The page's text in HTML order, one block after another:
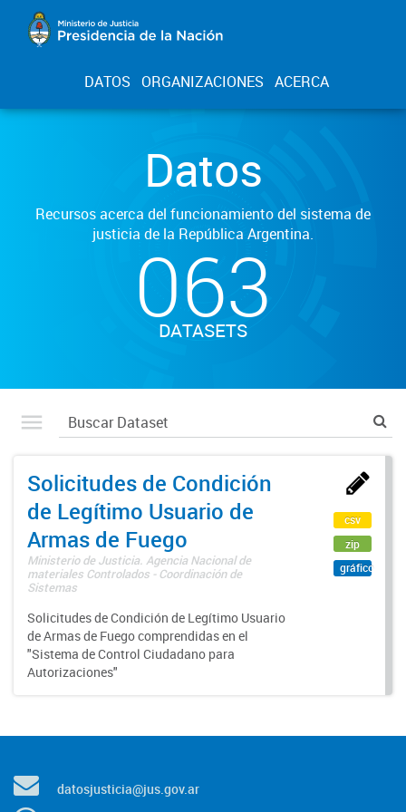
DATOS ORGANIZACIONES ACERCA
Datos
Recursos acerca del funcionamiento del sistema de
justicia de la República Argentina.
063
DATASETS
Solicitudes de Condición
de Legítimo Usuario de
Armas de Fuego
Ministerio de Justicia. Agencia Nacional de
materiales Controlados - Coordinación de
Sistemas
Solicitudes de Condición de Legítimo Usuario
de Armas de Fuego comprendidas en el
"Sistema de Control Ciudadano para
Autorizaciones"
csv
zip
gráfico
datosjusticia@jus.gov.ar